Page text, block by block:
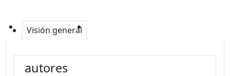
Visión general
autores